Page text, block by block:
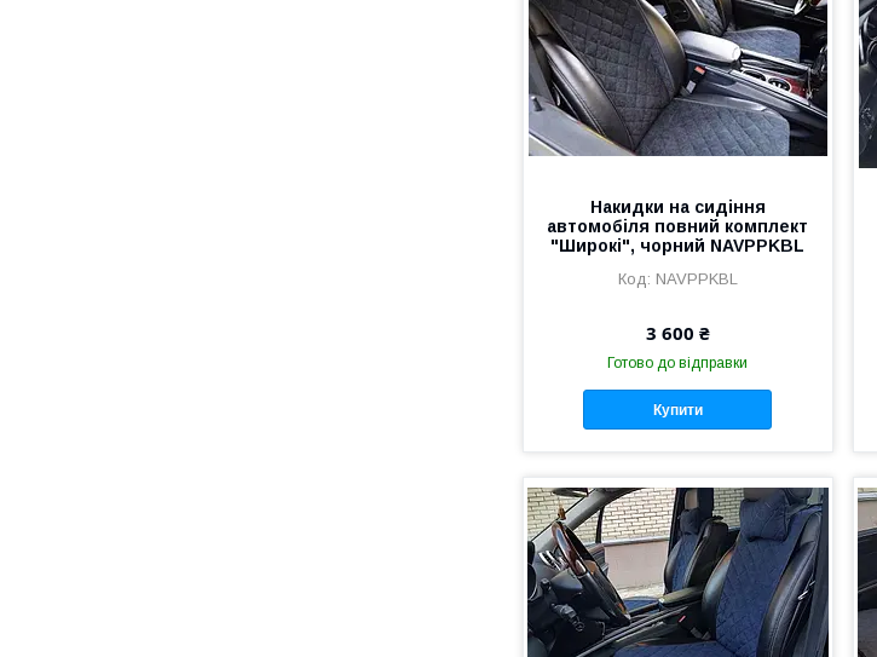
Накидки на сидіння
автомобіля повний комплект
"Широкі", чорний NAVPPKBL
NAVPPKBL
3 600 ₴
Готово до відправки
Купити